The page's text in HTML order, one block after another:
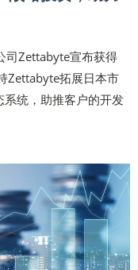
司Zettabyte宣布获得
Zettabyte拓展日本市
统，助推客户的开发